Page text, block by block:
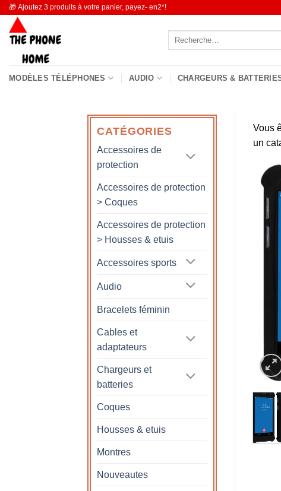
Passer
contenu
🎁 Ajoutez 3 produits à votre panier, payez- en2*!
Recherche
MODÈLES TÉLÉPHONES AUDIO CHARGEURS &
CATÉGORIES
Accessoires de
protection
Accessoires de protection
> Coques
Accessoires de protection
> Housses & etuis
Accessoires sports
Audio
Bracelets féminin
Cables et
adaptateurs
Chargeurs et
batteries
Coques
Housses & etuis
Montres
Nouveautes
Vous
un